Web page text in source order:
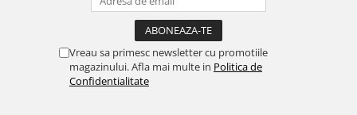
Vreau sa primesc newsletter cu promotiile
magazinului. Afla mai multe in Politica de
Confidentialitate